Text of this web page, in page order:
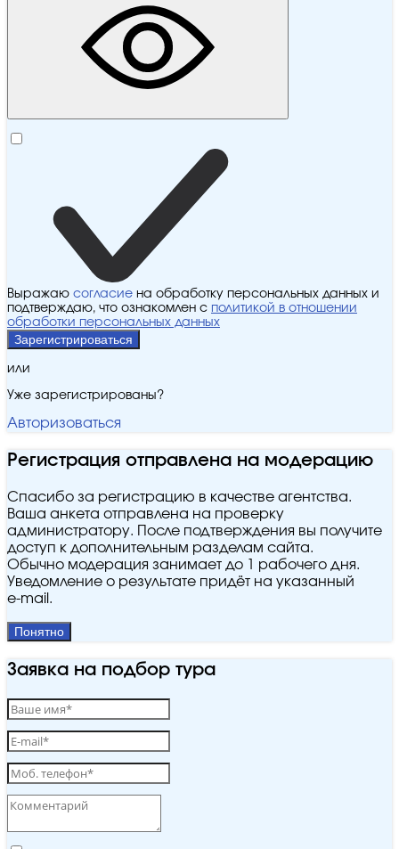
Выражаю согласие на обработку персональных данных и
подтверждаю, что ознакомлен с политикой в отношении
обработки персональных данных
Зарегистрироваться
или
Уже зарегистрированы?
Авторизоваться
Регистрация отправлена на модерацию
Спасибо за регистрацию в качестве агентства.
Ваша анкета отправлена на проверку
администратору. После подтверждения вы получите
доступ к дополнительным разделам сайта.
Обычно модерация занимает до 1 рабочего дня.
Уведомление о результате придёт на указанный
e‑mail.
Понятно
Заявка на подбор тура